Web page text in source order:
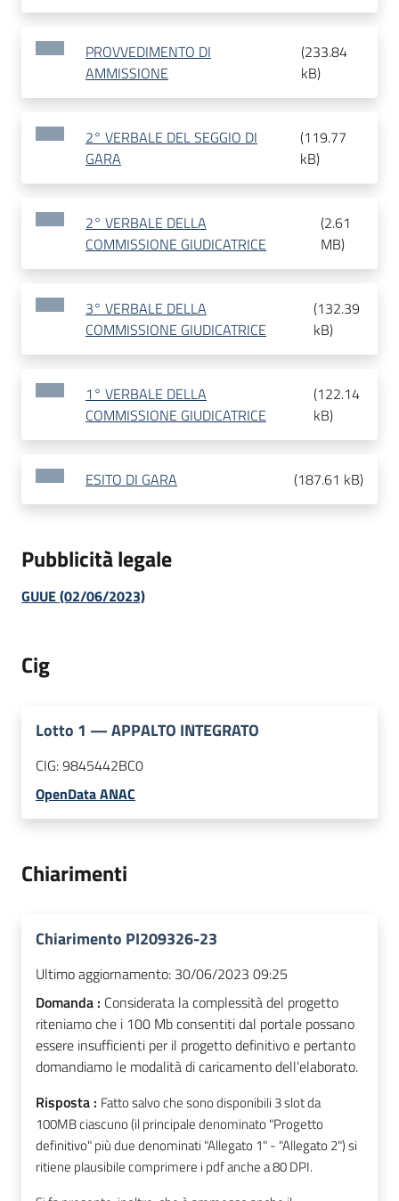
PROVVEDIMENTO DI
AMMISSIONE
(233.84
kB)
2° VERBALE DEL SEGGIO DI
GARA
(119.77
kB)
2° VERBALE DELLA
COMMISSIONE GIUDICATRICE
(2.61
MB)
3° VERBALE DELLA
COMMISSIONE GIUDICATRICE
(132.39
kB)
1° VERBALE DELLA
COMMISSIONE GIUDICATRICE
(122.14
kB)
ESITO DI GARA (187.61 kB)
Pubblicità legale
GUUE (02/06/2023)
Cig
Lotto 1 —APPALTO INTEGRATO
CIG:9845442BC0
OpenData ANAC
Chiarimenti
Chiarimento PI209326-23
Ultimo aggiornamento: 30/06/2023 09:25
Domanda : Considerata la complessità del progetto
riteniamo che i 100 Mb consentiti dal portale possano
essere insufficienti per il progetto definitivo e pertanto
domandiamo le modalità di caricamento dell’elaborato.
Risposta : Fatto salvo che sono disponibili 3 slot da
100MB ciascuno (il principale denominato "Progetto
definitivo" più due denominati "Allegato 1" - "Allegato 2") si
ritiene plausibile comprimere i pdf anche a 80 DPI.